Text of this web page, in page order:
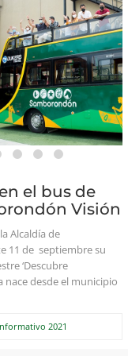
el bus de
Visión
Alcaldía de
11 de septiembre su
‘Descubre
nace desde el municipio
2021